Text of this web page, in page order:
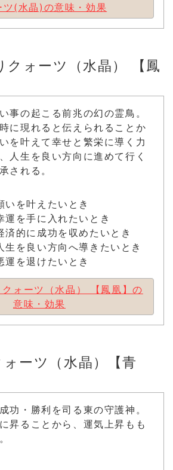
ツ(水晶)の意味・効果
クォーツ（水晶） 【鳳
事の起こる前兆の幻の霊鳥。
に現れると伝えられることか
を叶えて幸せと繁栄に導く力
人生を良い方向に進めて行く
される。
いを叶えたいとき
運を手に入れたいとき
済的に成功を収めたいとき
生を良い方向へ導きたいとき
運を退けたいとき
ォーツ（水晶） 【鳳凰】の
意味・効果
ーツ（水晶）【青
功・勝利を司る東の守護神。
昇ることから、運気上昇もも